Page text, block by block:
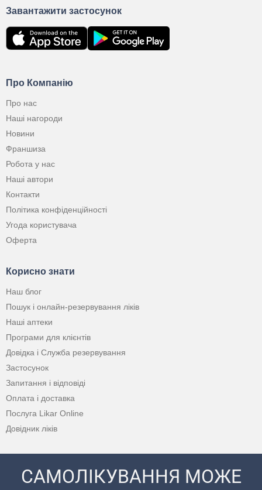
Про Компанію
Про нас
Наші нагороди
Новини
Франшиза
Робота у нас
Наші автори
Контакти
Політика конфіденційності
Угода користувача
Оферта
Корисно знати
Наш блог
Пошук і онлайн-резервування ліків
Наші аптеки
Програми для клієнтів
Довідка і Служба резервування
Застосунок
Запитання і відповіді
Оплата і доставка
Послуга Likar Online
Довідник ліків
Завантажити застосунок
САМОЛІКУВАННЯ МОЖЕ